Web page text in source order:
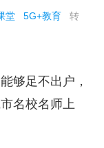
堂 5G+教育 转
够足不出户，
名校名师上